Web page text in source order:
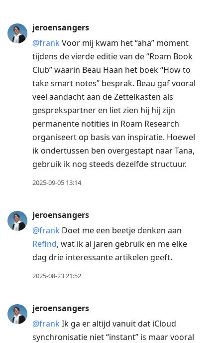
jeroensangers
@frank Voor mij kwam het “aha” moment
tijdens de vierde editie van de “Roam Book
Club” waarin Beau Haan het boek “How to
take smart notes” besprak. Beau gaf vooral
veel aandacht aan de Zettelkasten als
gesprekspartner en liet zien hij hij zijn
permanente notities in Roam Research
organiseert op basis van inspiratie. Hoewel
ik ondertussen ben overgestapt naar Tana,
gebruik ik nog steeds dezelfde structuur.
2025-09-05 13:14
jeroensangers
@frank Doet me een beetje denken aan
Refind, wat ik al jaren gebruik en me elke
dag drie interessante artikelen geeft.
2025-08-23 21:52
jeroensangers
@frank Ik ga er altijd vanuit dat iCloud
synchronisatie niet “instant” is maar vooral